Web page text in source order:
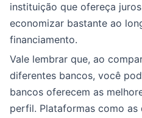
instituição que ofereça
economizar bastante ao
financiamento.
Vale lembrar que, ao
diferentes bancos, você
bancos oferecem as
perfil. Plataformas como as